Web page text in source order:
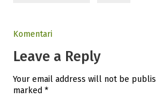
Komentari
Leave a Reply
Your email address will not be
marked*